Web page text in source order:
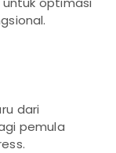
dari
pemula